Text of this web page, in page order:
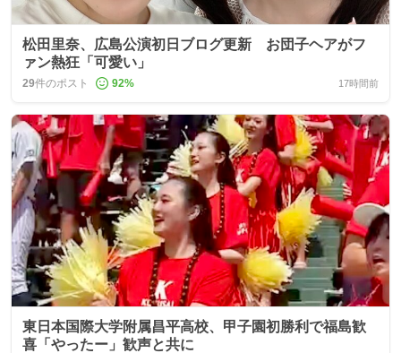
松田里奈、広島公演初日ブログ更新 お団子ヘアがフ
ァン熱狂「可愛い」
29件のポスト 92% 17時間前
東日本国際大学附属昌平高校、甲子園初勝利で福島歓
喜「やったー」歓声と共に